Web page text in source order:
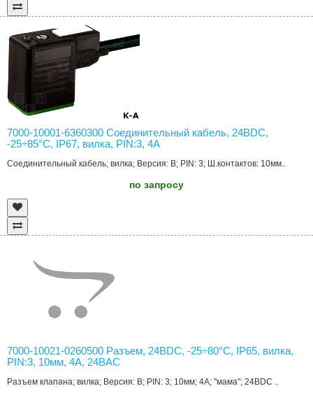
7000-10001-6360300 Соединительный кабель, 24ВDC,
-25÷85°C, IP67, вилка, PIN:3, 4А
Соединительный кабель; вилка; Версия: B; PIN: 3; Ш.контактов: 10мм..
по запросу
7000-10021-0260500 Разъем, 24ВDC, -25÷80°C, IP65, вилка,
PIN:3, 10мм, 4А, 24ВAC
Разъем клапана; вилка; Версия: B; PIN: 3; 10мм; 4А; "мама"; 24ВDC ..